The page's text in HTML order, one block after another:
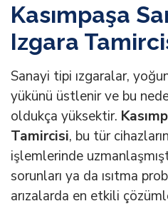
Kasımpaşa
Izgara
Sanayi tipi ızgaralar,
yükünü üstlenir ve bu
oldukça yüksektir.
Tamircisi, bu tür
işlemlerinde
sorunları ya da ısıtma
arızalarda en etkili